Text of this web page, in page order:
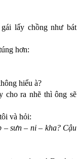
lấy chồng như bát
hơn:
hiểu à?
cho ra nhẽ thì ông sẽ
và hỏi:
– sưn – ni – kha? Cậu